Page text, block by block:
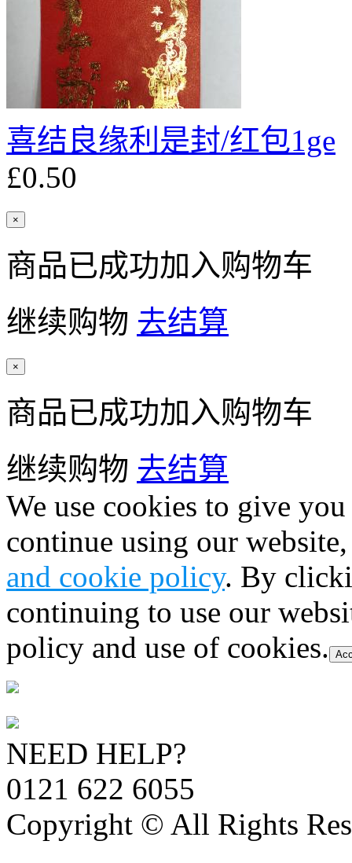
喜结良缘利是封/红包1ge
£0.50
×
商品已成功加入购物车
继续购物 去结算
×
商品已成功加入购物车
继续购物 去结算
We use cookies to give
continue using our
and cookie policy. By
continuing to use our
policy and use of cookies.
NEED HELP?
0121 622 6055
Copyright © All Rights